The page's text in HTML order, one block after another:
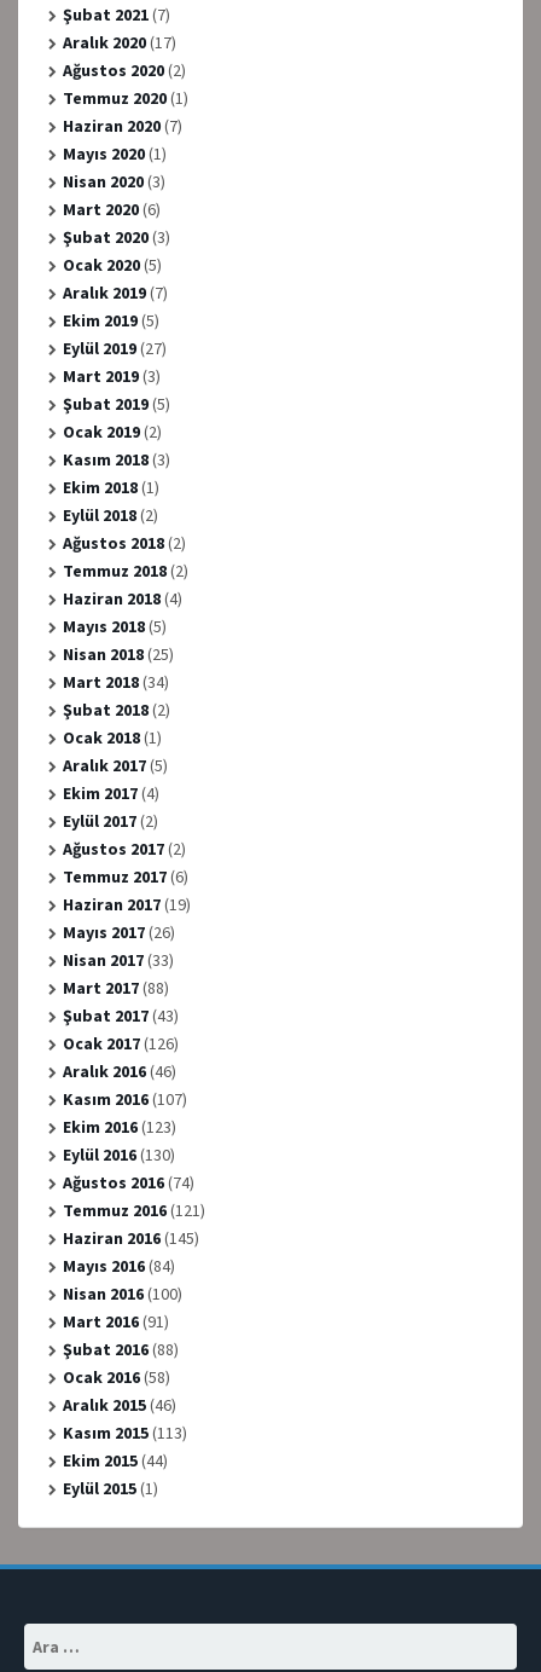
Şubat 2021(7)
Aralık 2020(17)
Ağustos 2020(2)
Temmuz 2020(1)
Haziran 2020(7)
Mayıs 2020(1)
Nisan 2020(3)
Mart 2020(6)
Şubat 2020(3)
Ocak 2020(5)
Aralık 2019(7)
Ekim 2019(5)
Eylül 2019(27)
Mart 2019(3)
Şubat 2019(5)
Ocak 2019(2)
Kasım 2018(3)
Ekim 2018(1)
Eylül 2018(2)
Ağustos 2018(2)
Temmuz 2018(2)
Haziran 2018(4)
Mayıs 2018(5)
Nisan 2018(25)
Mart 2018(34)
Şubat 2018(2)
Ocak 2018(1)
Aralık 2017(5)
Ekim 2017(4)
Eylül 2017(2)
Ağustos 2017(2)
Temmuz 2017(6)
Haziran 2017(19)
Mayıs 2017(26)
Nisan 2017(33)
Mart 2017(88)
Şubat 2017(43)
Ocak 2017(126)
Aralık 2016(46)
Kasım 2016(107)
Ekim 2016(123)
Eylül 2016(130)
Ağustos 2016(74)
Temmuz 2016(121)
Haziran 2016(145)
Mayıs 2016(84)
Nisan 2016(100)
Mart 2016(91)
Şubat 2016(88)
Ocak 2016(58)
Aralık 2015(46)
Kasım 2015(113)
Ekim 2015(44)
Eylül 2015(1)